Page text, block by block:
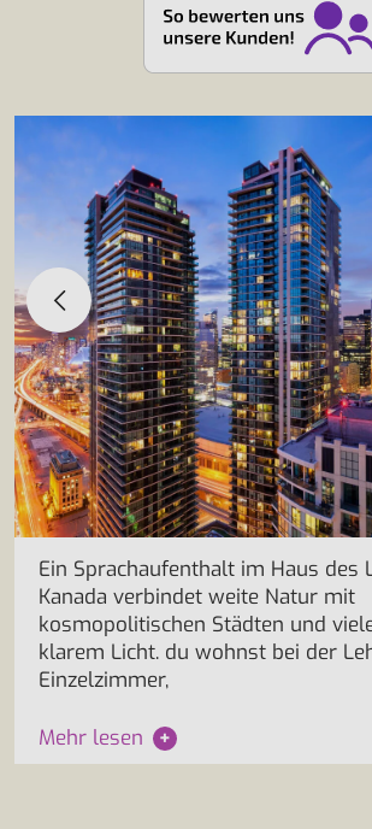
Ein Sprachaufenthalt im Haus des
Kanada verbindet weite Natur mit
kosmopolitischen Städten und
klarem Licht. du wohnst bei der
Einzelzimmer,
Mehr lesen +